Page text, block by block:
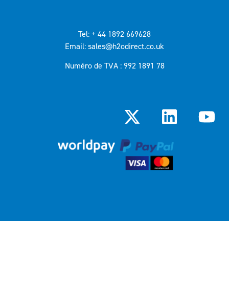
Tel: + 44 1892 669628
Email: sales@h2odirect.co.uk
Numéro de TVA : 992 1891 78